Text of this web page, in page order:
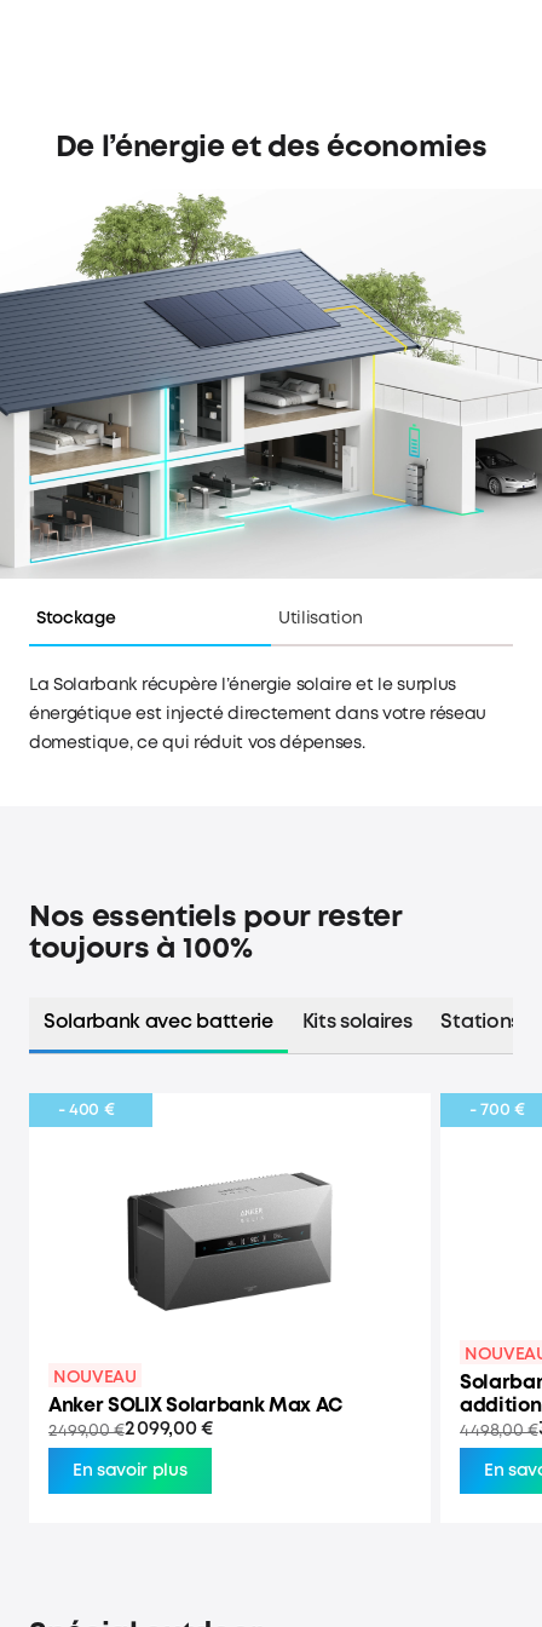
De l’énergie et des économies
Stockage Utilisation
La Solarbank récupère l’énergie solaire et le surplus
énergétique est injecté directement dans votre réseau
domestique, ce qui réduit vos dépenses.
Nos essentiels pour rester
toujours à 100%
Solarbank avec batterie Kits solaires Stations
- 400 €
NOUVEAU
Anker SOLIX Solarbank Max AC
2 099,00 €
2 499,00 €
En savoir plus
- 700 €
4 498,00 €
En